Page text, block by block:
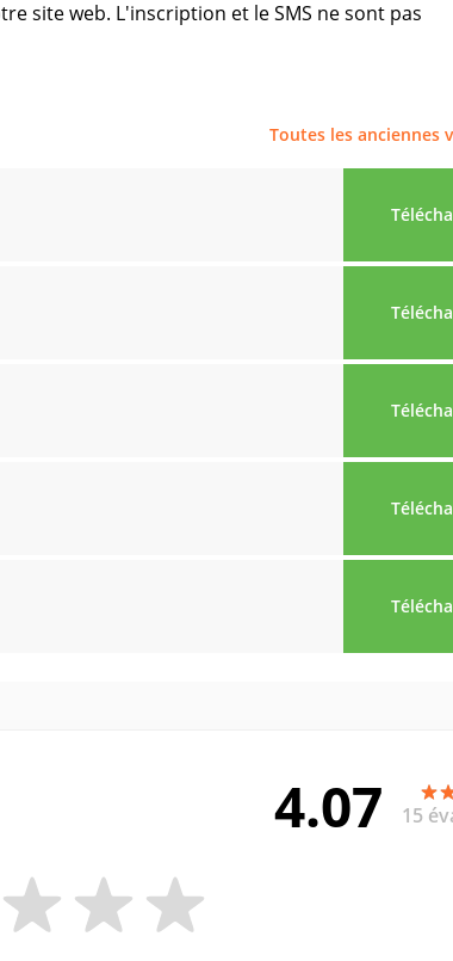
site web. L'inscription et le SMS ne sont pas
Toutes les anciennes
4.07 15